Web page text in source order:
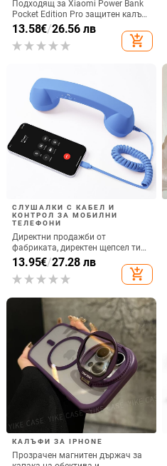
Подходящ за Xiaomi Power Bank
Pocket Edition Pro защитен калъф
33W силиконов 10000mA
неплъзгащ се защитен калъф за
Power Bank
13.58€/26.56 лв
add_shopping_cart
СЛУШАЛКИ С КАБЕЛ И
КОНТРОЛ ЗА МОБИЛНИ
ТЕЛЕФОНИ
Директни продажби от
фабриката, директен щепсел тип
C, мобилен телефон, Douyin
Internet Celebrity, електрически
микрофон, слушалки с C порт,
13.95€/27.28 лв
add_shopping_cart
КАЛЪФИ ЗА IPHONE
Прозрачен магнитен държач за